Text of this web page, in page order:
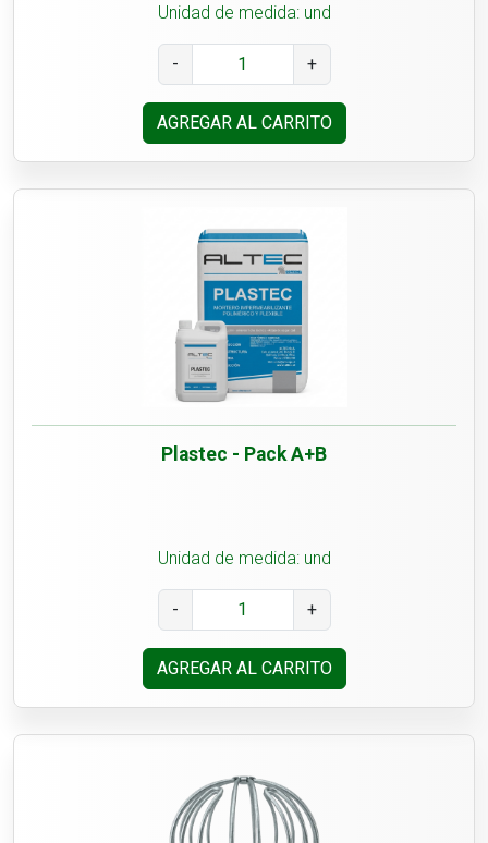
Unidad de medida: und
- +
AGREGAR AL CARRITO
Plastec - Pack A+B
Unidad de medida: und
- +
AGREGAR AL CARRITO